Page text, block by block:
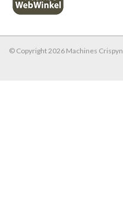
© Copyright 2026 Machines Crispyn